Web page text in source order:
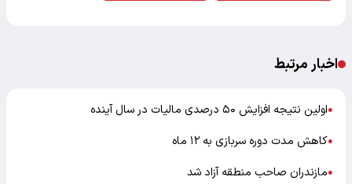
اخبار مرتبط
●اولین نتیجه افزایش ۵۰ درصدی مالیات در سال آینده
●کاهش مدت دوره سربازی به ۱۲ ماه
●مازندران صاحب منطقه آزاد شد